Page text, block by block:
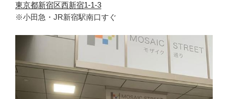
東京都新宿区西新宿1-1-3
※小田急・JR新宿駅南口すぐ